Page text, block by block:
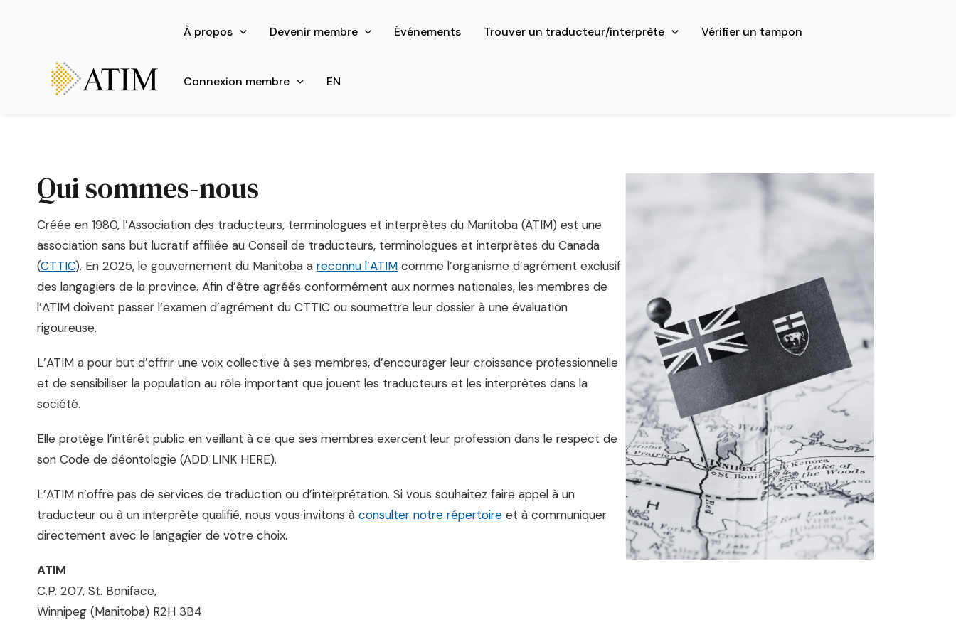
À propos Devenir membre Événements Trouver un traducteur/interprète Vérifier un tampon
Connexion membre EN
Qui sommes-nous
Créée en 1980, l’Association des traducteurs, terminologues et interprètes du Manitoba (ATIM) est une
association sans but lucratif affiliée au Conseil de traducteurs, terminologues et interprètes du Canada
(CTTIC). En 2025, le gouvernement du Manitoba a reconnu l’ATIM comme l’organisme d’agrément exclusif
des langagiers de la province. Afin d’être agréés conformément aux normes nationales, les membres de
l’ATIM doivent passer l‘examen d’agrément du CTTIC ou soumettre leur dossier à une évaluation
rigoureuse.
L’ATIM a pour but d’offrir une voix collective à ses membres, d’encourager leur croissance professionnelle
et de sensibiliser la population au rôle important que jouent les traducteurs et les interprètes dans la
société.
Elle protège l’intérêt public en veillant à ce que ses membres exercent leur profession dans le respect de
son Code de déontologie (ADD LINK HERE).
L’ATIM n’offre pas de services de traduction ou d’interprétation. Si vous souhaitez faire appel à un
traducteur ou à un interprète qualifié, nous vous invitons à consulter notre répertoire et à communiquer
directement avec le langagier de votre choix.
ATIM
C.P. 207, St. Boniface,
Winnipeg (Manitoba) R2H 3B4